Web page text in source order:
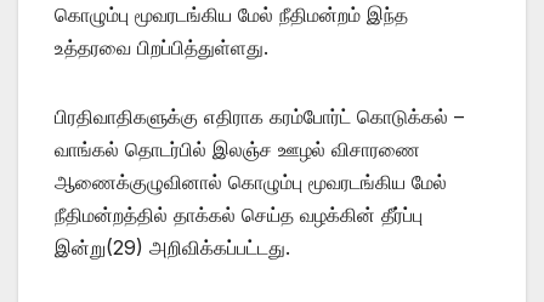
கொழும்பு மூவரடங்கிய மேல் நீதிமன்றம் இந்த
உத்தரவை பிறப்பித்துள்ளது.
பிரதிவாதிகளுக்கு எதிராக கரம்போர்ட் கொடுக்கல் –
வாங்கல் தொடர்பில் இலஞ்ச ஊழல் விசாரணை
ஆணைக்குழுவினால் கொழும்பு மூவரடங்கிய மேல்
நீதிமன்றத்தில் தாக்கல் செய்த வழக்கின் தீர்ப்பு
இன்று(29) அறிவிக்கப்பட்டது.